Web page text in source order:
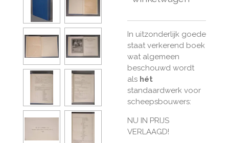
In uitzonderlijk goede
staat verkerend boek
wat algemeen
beschouwd wordt
als hét
standaardwerk voor
scheepsbouwers:
NU IN PRIJS
VERLAAGD!